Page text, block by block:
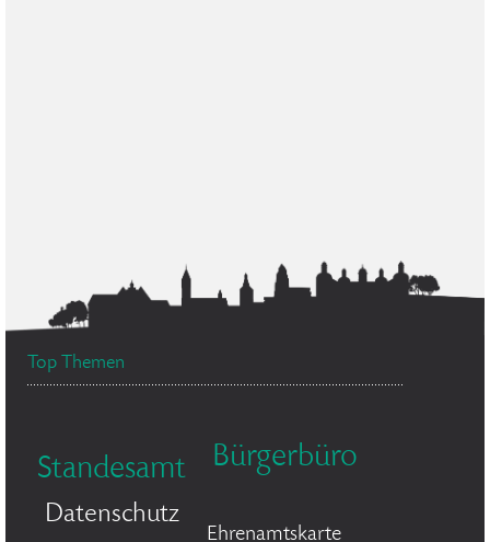
Top Themen
Standesamt Bürgerbüro
Datenschutz
Ehrenamtskarte